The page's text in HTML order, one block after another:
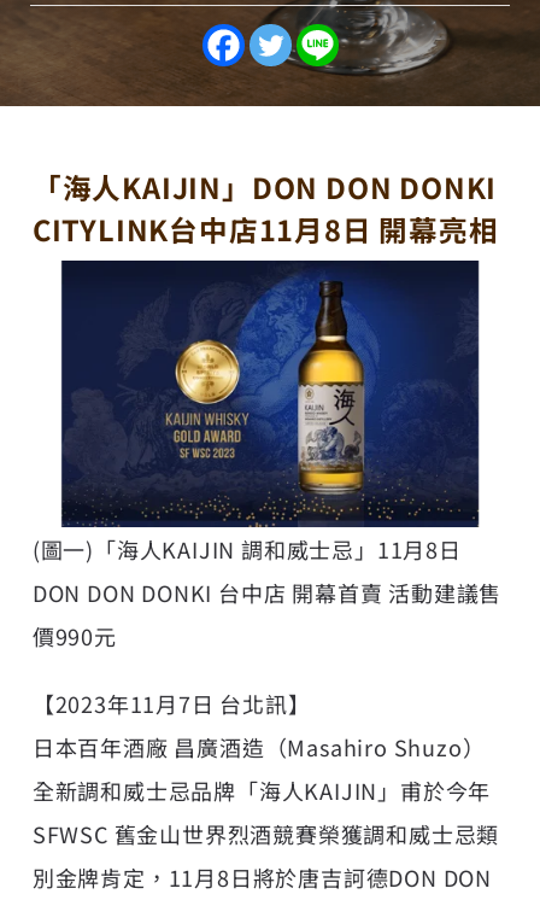
「海人KAIJIN」DON DON DONKI
CITYLINK台中店11月8日 開幕亮相
(圖一)「海人KAIJIN 調和威士忌」11月8日
DON DON DONKI 台中店 開幕首賣 活動建議售
價990元
【2023年11月7日 台北訊】
日本百年酒廠 昌廣酒造 （Masahiro Shuzo）
全新調和威士忌品牌「海人KAIJIN」甫於今年
SFWSC 舊金山世界烈酒競賽榮獲調和威士忌類
別金牌肯定，11月8日將於唐吉訶德DON DON